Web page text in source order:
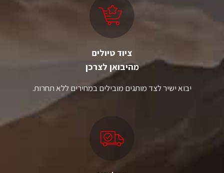
ציוד טיולים
מהיבואן לצרכן
יבוא ישיר לצד מותגים מובילים במחירים ללא תחרות.